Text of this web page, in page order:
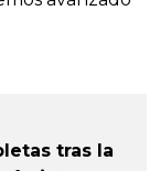
tras la